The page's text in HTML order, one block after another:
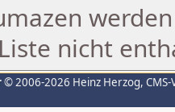
nicht
© 2006-2026 Heinz Herzog,